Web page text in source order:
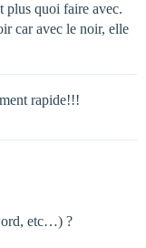
plus quoi faire avec.
car avec le noir, elle
rapide!!!
etc…) ?